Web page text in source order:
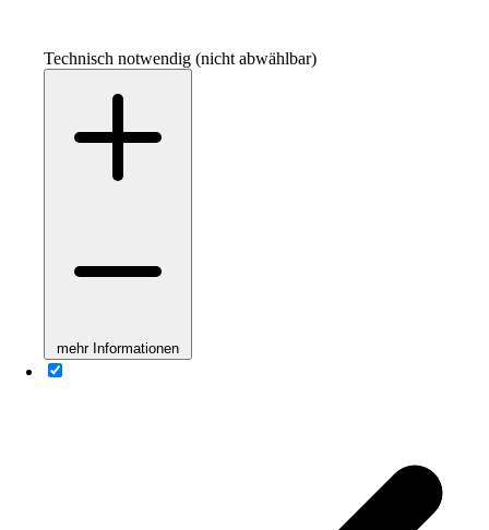
Technisch notwendig (nicht abwählbar)
mehr Informationen